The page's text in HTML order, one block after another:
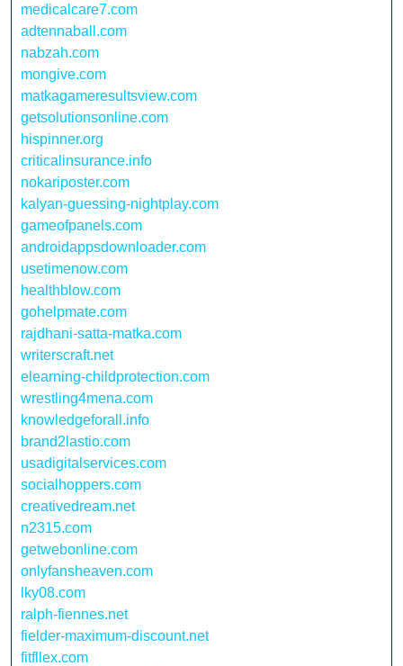
medicalcare7.com
adtennaball.com
nabzah.com
mongive.com
matkagameresultsview.com
getsolutionsonline.com
hispinner.org
criticalinsurance.info
nokariposter.com
kalyan-guessing-nightplay.com
gameofpanels.com
androidappsdownloader.com
usetimenow.com
healthblow.com
gohelpmate.com
rajdhani-satta-matka.com
writerscraft.net
elearning-childprotection.com
wrestling4mena.com
knowledgeforall.info
brand2lastio.com
usadigitalservices.com
socialhoppers.com
creativedream.net
n2315.com
getwebonline.com
onlyfansheaven.com
lky08.com
ralph-fiennes.net
fielder-maximum-discount.net
fitfllex.com